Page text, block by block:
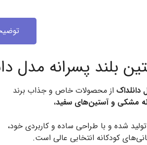
بلند پسرانه مدل
دانلداک از محصولات خاص و جذاب برند
مشکی و آستین‌های سفید،
تولید شده و با طراحی ساده و کاربردی خود،
کودکانه انتخابی عالی است.